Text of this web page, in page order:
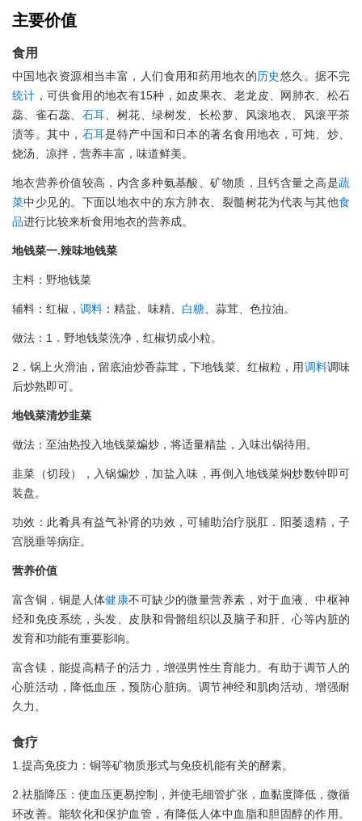
主要价值
食用
中国地衣资源相当丰富，人们食用和药用地衣的历史悠久。据不完
统计 ，可供食用的地衣有15种，如皮果衣、老龙皮、网肺衣、松石
蕊、雀石蕊、 石耳 、树花、绿树发、长松萝、风滚地衣、风滚平茶
渍等。其中， 石耳是特产中国和日本的著名食用地衣，可炖、炒、
烧汤、凉拌，营养丰富，味道鲜美。
地衣营养价值较高，内含多种氨基酸、矿物质，且钙含量之高是蔬
菜中少见的。下面以地衣中的东方肺衣、裂髓树花为代表与其他食
品进行比较来析食用地衣的营养成。
地钱菜一.辣味地钱菜
主料：野地钱菜
辅料：红椒， 调料 ：精盐、味精、 白糖 、蒜茸、色拉油。
做法：1．野地钱菜洗净，红椒切成小粒。
2．锅上火滑油，留底油炒香蒜茸，下地钱菜、红椒粒，用调料调味
后炒熟即可。
地钱菜清炒韭菜
做法：至油热投入地钱菜煸炒，将适量精盐，入味出锅待用。
韭菜（切段），入锅煸炒，加盐入味，再倒入地钱菜焖炒数钟即可
装盘。
功效：此肴具有益气补肾的功效，可辅助治疗脱肛．阳萎遗精，子
宫脱垂等病症。
营养价值
富含铜，铜是人体健康不可缺少的微量营养素，对于血液、中枢神
经和免疫系统，头发、皮肤和骨骼组织以及脑子和肝、心等内脏的
发育和功能有重要影响。
富含镁，能提高精子的活力，增强男性生育能力。有助于调节人的
心脏活动，降低血压，预防心脏病。调节神经和肌肉活动、增强耐
久力。
食疗
1.提高免疫力：铜等矿物质形式与免疫机能有关的酵素。
2.祛脂降压：使血压更易控制，并使毛细管扩张，血黏度降低，微循
环改善。能软化和保护血管，有降低人体中血脂和胆固醇的作用。